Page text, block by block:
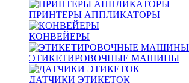
ПРИНТЕРЫ АППЛИКАТОРЫ
КОНВЕЙЕРЫ
ЭТИКЕТИРОВОЧНЫЕ МАШИНЫ
ДАТЧИКИ ЭТИКЕТОК